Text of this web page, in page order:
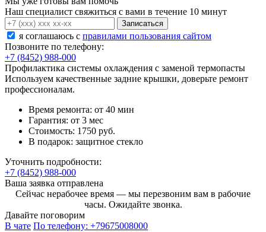
Наш специалист свяжиться с вами в течение 10 минут
Записаться
я соглашаюсь c правилами пользования сайтом
Позвоните по телефону:
+7 (8452) 988-000
Профилактика системы охлаждения с заменой термопасты
Используем качественные задние крышки, доверьте ремонт
профессионалам.
Время ремонта: от 40 мин
Гарантия: от 3 мес
Стоимость: 1750 руб.
В подарок: защитное стекло
Уточнить подробности:
+7 (8452) 988-000
Ваша заявка отправлена
Сейчас нерабочее время — мы перезвоним вам в рабочие
часы. Ожидайте звонка.
Давайте поговорим
В чате По телефону: +79675008000